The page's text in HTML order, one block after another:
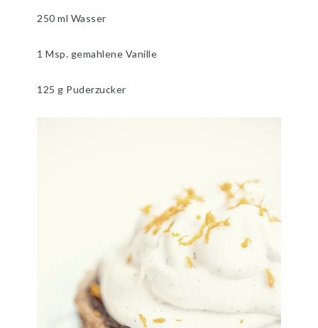
250 ml Wasser
1 Msp. gemahlene Vanille
125 g Puderzucker